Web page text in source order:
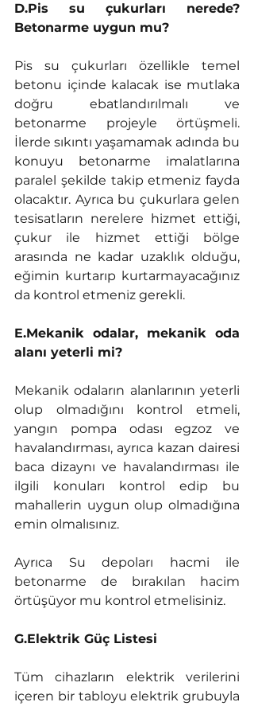
D.Pis su çukurları nerede?
Betonarme uygun mu?
Pis su çukurları özellikle temel
betonu içinde kalacak ise mutlaka
doğru ebatlandırılmalı ve
betonarme projeyle örtüşmeli.
İlerde sıkıntı yaşamamak adında bu
konuyu betonarme imalatlarına
paralel şekilde takip etmeniz fayda
olacaktır. Ayrıca bu çukurlara gelen
tesisatların nerelere hizmet ettiği,
çukur ile hizmet ettiği bölge
arasında ne kadar uzaklık olduğu,
eğimin kurtarıp kurtarmayacağınız
da kontrol etmeniz gerekli.
E.Mekanik odalar, mekanik oda
alanı yeterli mi?
Mekanik odaların alanlarının yeterli
olup olmadığını kontrol etmeli,
yangın pompa odası egzoz ve
havalandırması, ayrıca kazan dairesi
baca dizaynı ve havalandırması ile
ilgili konuları kontrol edip bu
mahallerin uygun olup olmadığına
emin olmalısınız.
Ayrıca Su depoları hacmi ile
betonarme de bırakılan hacim
örtüşüyor mu kontrol etmelisiniz.
G.Elektrik Güç Listesi
Tüm cihazların elektrik verilerini
içeren bir tabloyu elektrik grubuyla